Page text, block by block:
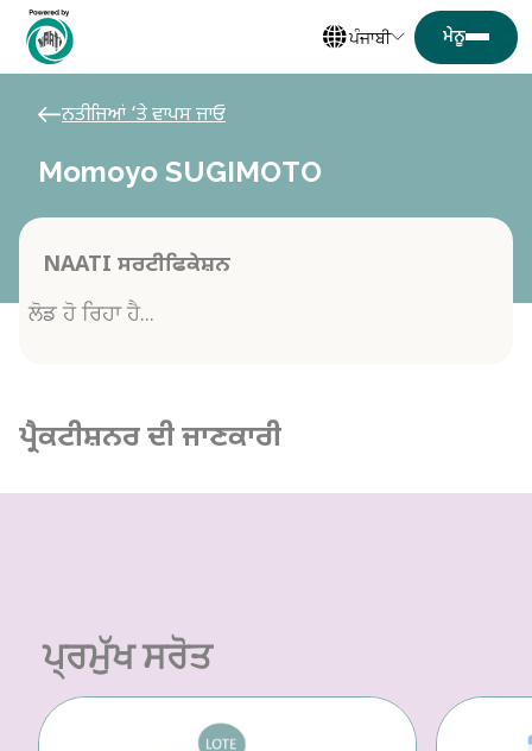
ਪੰਜਾਬੀ
ਨਤੀਜਿਆਂ ‘ਤੇ ਵਾਪਸ ਜਾਓ
Momoyo SUGIMOTO
NAATI ਸਰਟੀਫਿਕੇਸ਼ਨ
ਲੋਡ ਹੋ ਰਿਹਾ ਹੈ...
ਪ੍ਰੈਕਟੀਸ਼ਨਰ ਦੀ ਜਾਣਕਾਰੀ
ਪ੍ਰਮੁੱਖ ਸਰੋਤ